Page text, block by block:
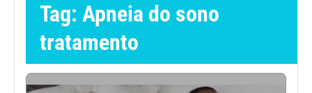
Destaque
Bem estar
Tag: Apneia do sono
tratamento